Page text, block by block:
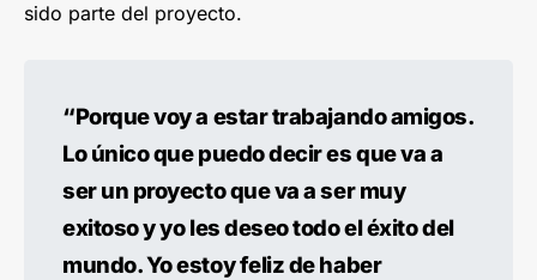
sido parte del proyecto.
“Porque voy a estar trabajando amigos.
Lo único que puedo decir es que va a
ser un proyecto que va a ser muy
exitoso y yo les deseo todo el éxito del
mundo. Yo estoy feliz de haber